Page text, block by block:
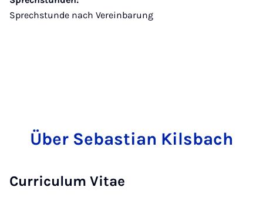
Sprechstunde nach Vereinbarung
Über Sebastian Kilsbach
Curriculum Vitae